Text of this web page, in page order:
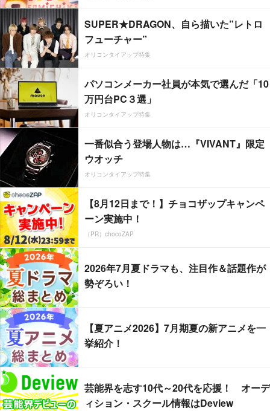
SUPER★DRAGON、自ら描いた”レトロ
フューチャー”
オリコンタイアップ特集
パソコンメーカー社員が本気で選んだ「10
万円台PC３選」
オリコンタイアップ特集
一番似合う登場人物は…『VIVANT』限定
ウオッチ
オリコンタイアップ特集
【8月12日まで！】チョコザップキャンペ
ーン実施中！
（PR）chocoZAP
2026年7月夏ドラマも、注目作＆話題作が
勢ぞろい！
【夏アニメ2026】7月期夏の新アニメを一
挙紹介！
芸能界を志す10代～20代を応援！ オーデ
ィション・スクール情報はDeview